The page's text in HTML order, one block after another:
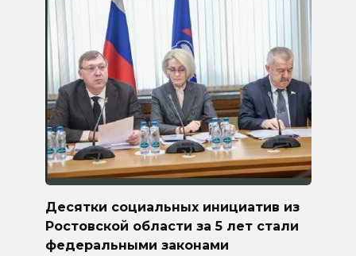
Десятки социальных инициатив из
Ростовской области за 5 лет стали
федеральными законами